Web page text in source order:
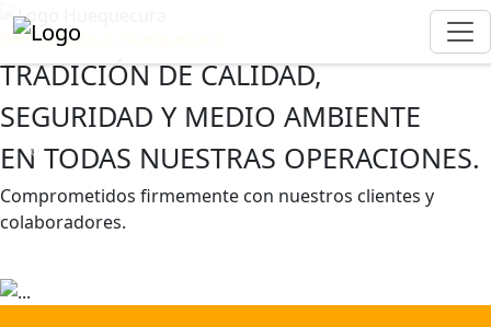
Bienvenidos a Huequecura
TRADICIÓN DE CALIDAD,
SEGURIDAD Y MEDIO AMBIENTE
EN TODAS NUESTRAS OPERACIONES.
Comprometidos firmemente con nuestros clientes y
colaboradores.
Previous Next